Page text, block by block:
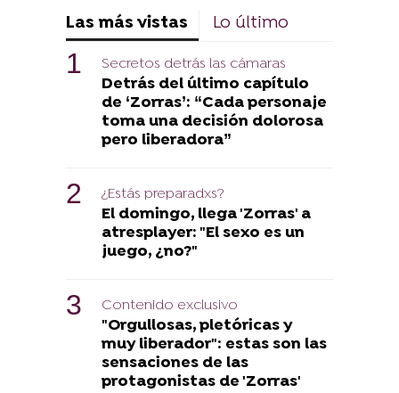
Las más vistas Lo último
Secretos detrás las cámaras
Detrás del último capítulo
de ‘Zorras’: “Cada personaje
toma una decisión dolorosa
pero liberadora”
¿Estás preparadxs?
El domingo, llega 'Zorras' a
atresplayer: "El sexo es un
juego, ¿no?"
Contenido exclusivo
"Orgullosas, pletóricas y
muy liberador": estas son las
sensaciones de las
protagonistas de 'Zorras'